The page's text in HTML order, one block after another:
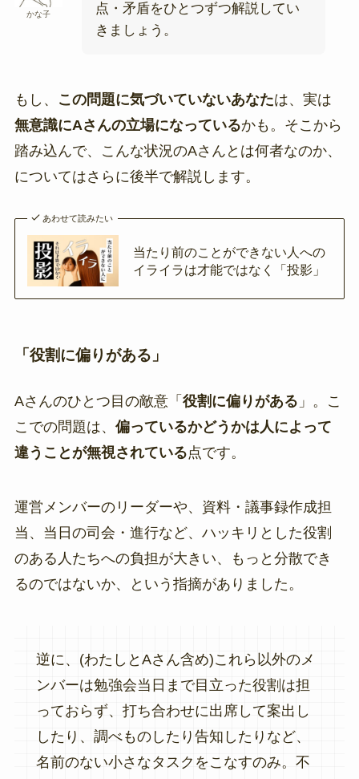
かな子
点・矛盾をひとつずつ解説してい
きましょう。
もし、 この問題に気づいていないあなたは、実は
無意識にAさんの立場になっているかも。そこから
踏み込んで、こんな状況のAさんとは何者なのか、
についてはさらに後半で解説します。
あわせて読みたい
当たり前のことができない人への
イライラは才能ではなく「投影」
「役割に偏りがある」
Aさんのひとつ目の敵意「 役割に偏りがある 」。こ
こでの問題は、 偏っているかどうかは人によって
違うことが無視されている点です。
運営メンバーのリーダーや、資料・議事録作成担
当、当日の司会・進行など、ハッキリとした役割
のある人たちへの負担が大きい、もっと分散でき
るのではないか、という指摘がありました。
逆に、(わたしとAさん含め)これら以外のメ
ンバーは勉強会当日まで目立った役割は担
っておらず、打ち合わせに出席して案出し
したり、調べものしたり告知したりなど、
名前のない小さなタスクをこなすのみ。不